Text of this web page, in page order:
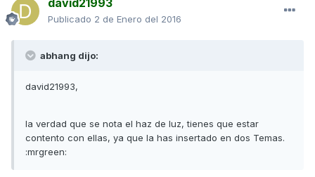
david21993
Publicado 2 de Enero del 2016
abhang dijo:
david21993,
la verdad que se nota el haz de luz, tienes que estar
contento con ellas, ya que la has insertado en dos Temas.
:mrgreen: